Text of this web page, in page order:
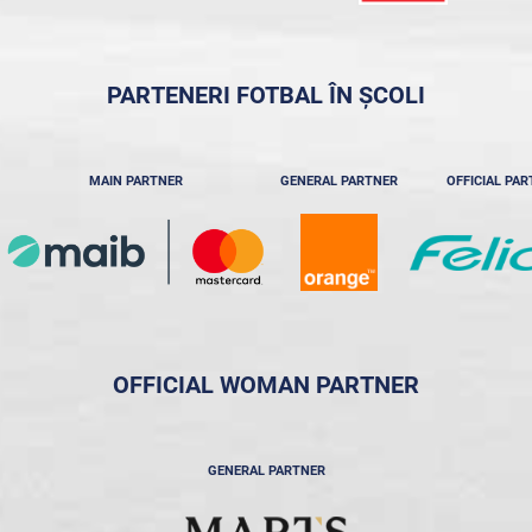
PARTENERI FOTBAL ÎN ȘCOLI
MAIN PARTNER GENERAL PARTNER OFFICIAL
OFFICIAL WOMAN PARTNER
GENERAL PARTNER